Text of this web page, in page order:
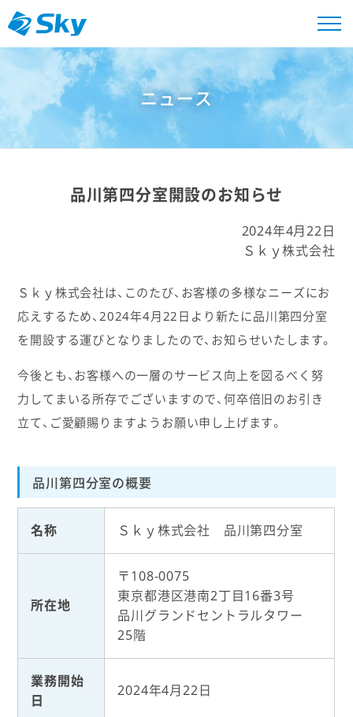
ニュース
品川第四分室開設のお知らせ
2024年4月22日
Ｓｋｙ株式会社
Ｓｋｙ株式会社は、このたび、お客様の多様なニーズにお
応えするため、2024年4月22日より新たに品川第四分室
を開設する運びとなりましたので、お知らせいたします。
今後とも、お客様への一層のサービス向上を図るべく努
力してまいる所存でございますので、何卒倍旧のお引き
立て、ご愛顧賜りますようお願い申し上げます。
品川第四分室の概要
名称 Ｓｋｙ株式会社 品川第四分室
所在地
〒108-0075
東京都港区港南2丁目16番3号
品川グランドセントラルタワー
25階
業務開始
日
2024年4月22日